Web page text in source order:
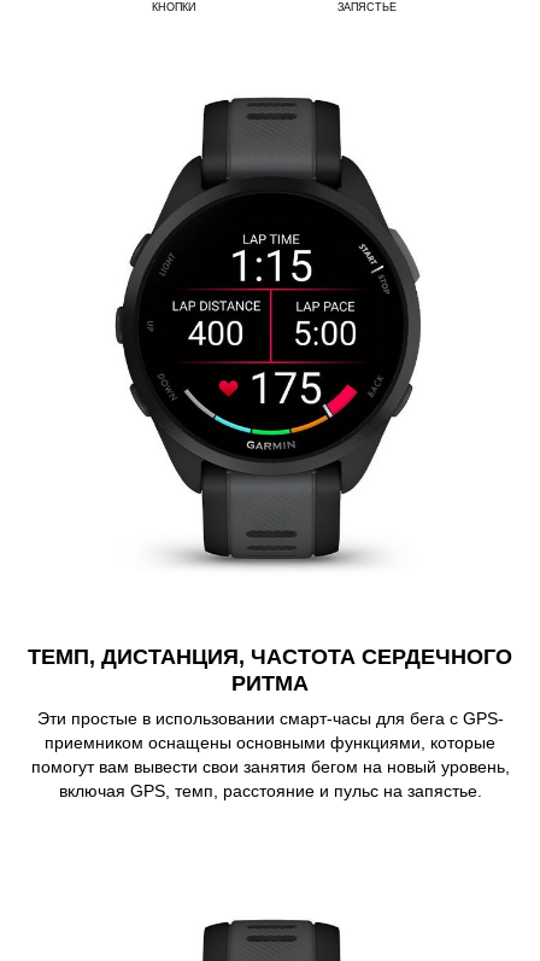
ЗАПЯСТЬЕ
КНОПКИ
ТЕМП, ДИСТАНЦИЯ, ЧАСТОТА СЕРДЕЧНОГО
РИТМА
Эти простые в использовании смарт-часы для бега с GPS-
приемником оснащены основными функциями, которые
помогут вам вывести свои занятия бегом на новый уровень,
включая GPS, темп, расстояние и пульс на запястье.